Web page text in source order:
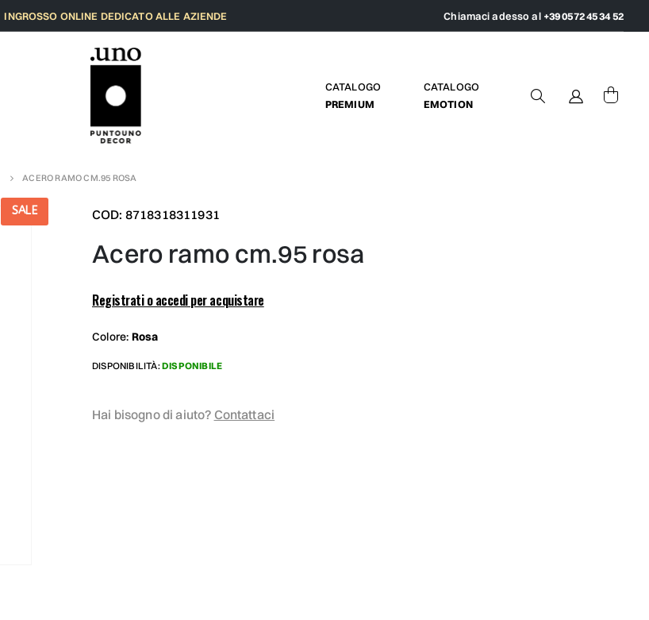
INGROSSO ONLINE DEDICATO ALLE AZIENDE Chiamaci adesso al +39 0572 45 34 52
CATALOGO
PREMIUM
CATALOGO
EMOTION
ACERO RAMO CM.95 ROSA
SALE COD: 8718318311931
acero ramo cm.95 rosa
Registrati o accedi per acquistare
Colore: Rosa
DISPONIBILITÀ:DISPONIBILE
Hai bisogno di aiuto? Contattaci